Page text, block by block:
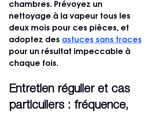
chambres. Prévoyez un
nettoyage à la vapeur tous les
deux mois pour ces pièces, et
adoptez des astuces sans traces
pour un résultat impeccable à
chaque fois.
Entretien régulier et cas
particuliers : fréquence,